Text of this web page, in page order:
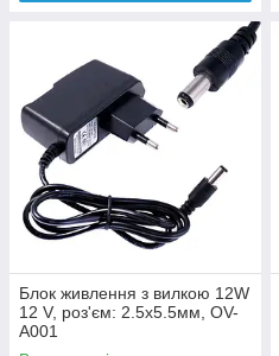
Блок живлення з вилкою 12W
12 V, роз'єм: 2.5x5.5мм, OV-
A001